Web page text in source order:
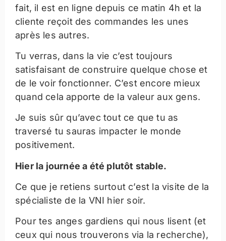
fait, il est en ligne depuis ce matin 4h et la
cliente reçoit des commandes les unes
après les autres.
Tu verras, dans la vie c’est toujours
satisfaisant de construire quelque chose et
de le voir fonctionner. C’est encore mieux
quand cela apporte de la valeur aux gens.
Je suis sûr qu’avec tout ce que tu as
traversé tu sauras impacter le monde
positivement.
Hier la journée a été plutôt stable.
Ce que je retiens surtout c’est la visite de la
spécialiste de la VNI hier soir.
Pour tes anges gardiens qui nous lisent (et
ceux qui nous trouverons via la recherche),